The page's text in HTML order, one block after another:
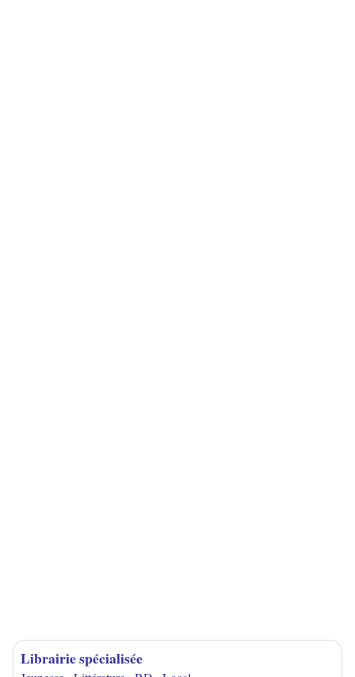
Librairie spécialisée